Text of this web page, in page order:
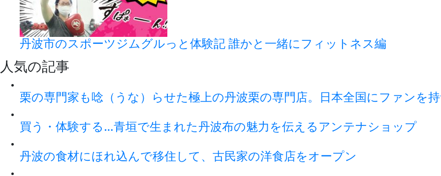
丹波市のスポーツジムグルっと体験記 誰かと一緒にフィットネス編
人気の記事
栗の専門家も唸（うな）らせた極上の丹波栗の専門店。日本全国にファンを
買う・体験する…青垣で生まれた丹波布の魅力を伝えるアンテナショップ
丹波の食材にほれ込んで移住して、古民家の洋食店をオープン